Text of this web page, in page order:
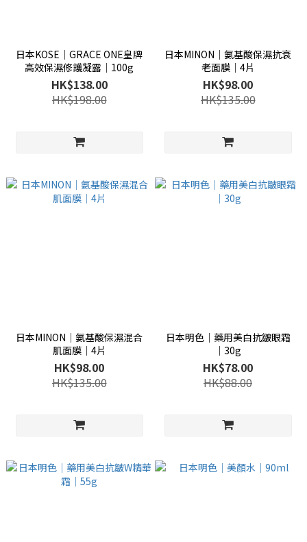
日本KOSE│GRACE ONE皇牌
高效保濕修護凝露│100g
HK$138.00
HK$198.00
日本MINON│氨基酸保濕抗衰
老面膜│4片
HK$98.00
HK$135.00
日本MINON│氨基酸保濕混合
肌面膜│4片
HK$98.00
HK$135.00
日本明色│藥用美白抗皺眼霜
│30g
HK$78.00
HK$88.00